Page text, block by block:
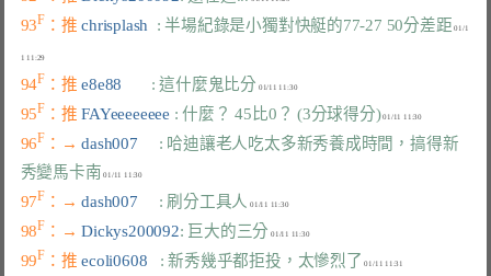
93F ：推 chrisplash : 半場紀錄是小獨對快艇的77-27 50分差距 01/1
94F ：推 e8e88 : 這什麼鬼比分 01/11 11:30
95F ：推 FAYeeeeeeee : 什麼？ 45比0？ (3分球得分) 01/11 11:30
96F ：→ dash007 : 哈迪讓老人吃太多新秀養成時間，搞得新
秀變馬卡南
01/11 11:30
97F ：→ dash007 : 刷分工具人 01/11 11:30
98F ：→ Dickys200092: 巨大的三分 01/11 11:30
99F ：推 ecoli0608 : 新秀幾乎都拒投，太慘烈了